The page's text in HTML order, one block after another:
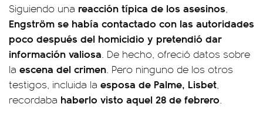
Siguiendo una reacción típica de los asesinos,
Engström se había contactado con las autoridades
poco después del homicidio y pretendió dar
información valiosa. De hecho, ofreció datos sobre
la escena del crimen. Pero ninguno de los otros
testigos, incluida la esposa de Palme, Lisbet,
recordaba haberlo visto aquel 28 de febrero.